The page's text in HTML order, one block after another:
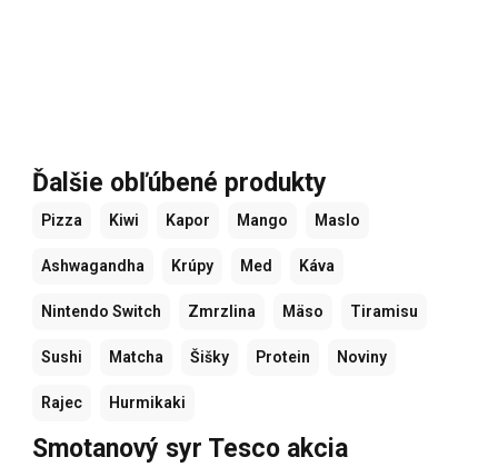
Ďalšie obľúbené produkty
Pizza Kiwi Kapor Mango Maslo
Ashwagandha Krúpy Med Káva
Nintendo Switch Zmrzlina Mäso Tiramisu
Sushi Matcha Šišky Protein Noviny
Rajec Hurmikaki
Smotanový syr Tesco akcia